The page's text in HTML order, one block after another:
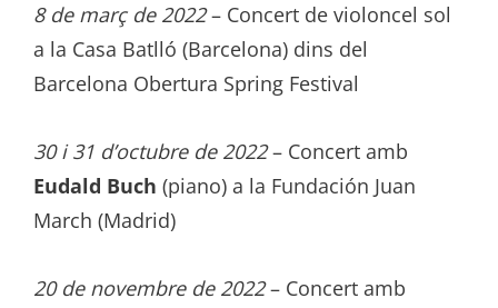
8 de març de 2022– Concert de violoncel sol
a la Casa Batlló (Barcelona) dins del
Barcelona Obertura Spring Festival
30 i 31 d’octubre de 2022– Concert amb
Eudald Buch (piano) a la Fundación Juan
March (Madrid)
20 de novembre de 2022– Concert amb